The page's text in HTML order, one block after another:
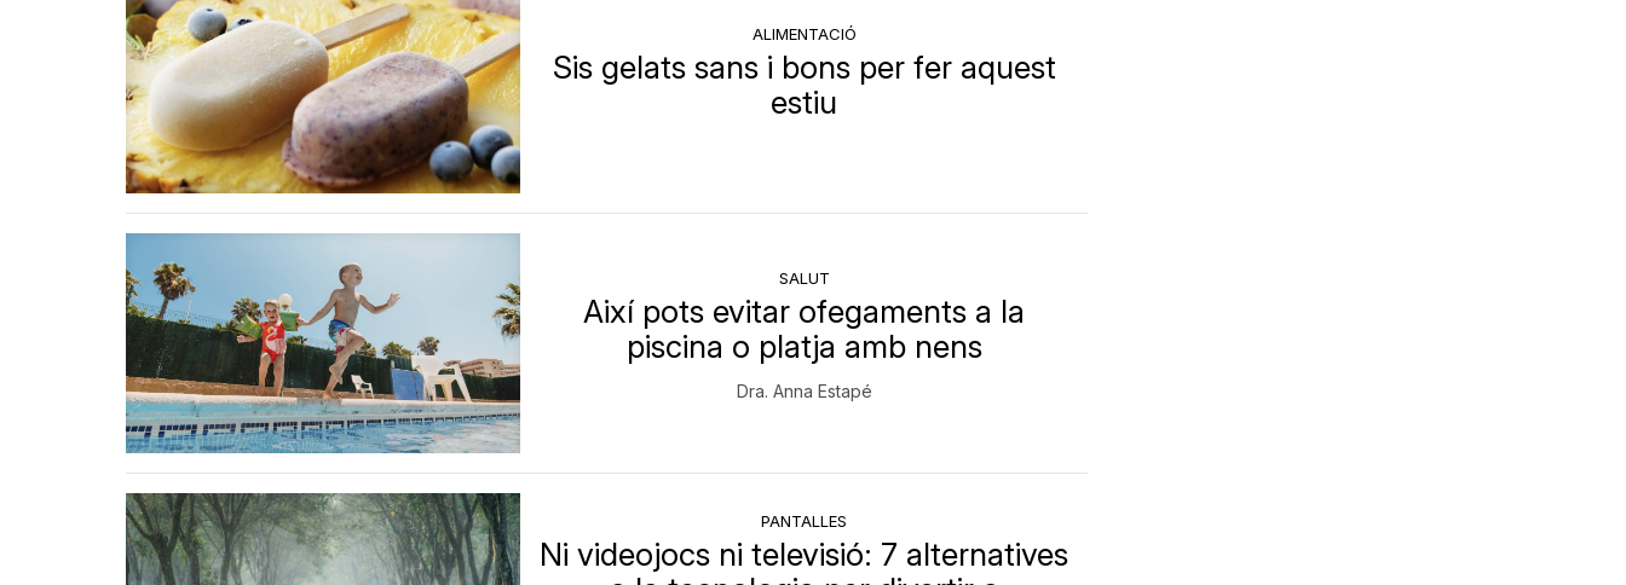
ALIMENTACIÓ
Sis gelats sans i bons per fer aquest
estiu
SALUT
Així pots evitar ofegaments a la
piscina o platja amb nens
Dra. Anna Estapé
PANTALLES
Ni videojocs ni televisió: 7 alternatives